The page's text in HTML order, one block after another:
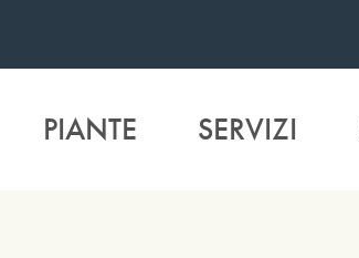
PIANTE SERVIZI